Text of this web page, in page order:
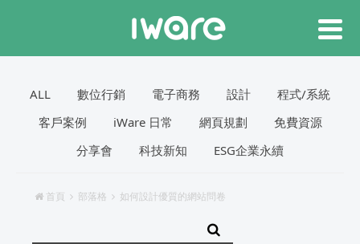
ALL 數位行銷 電子商務 設計
程式/系統
客戶案例
iWare 日常 網頁規劃
免費資源
分享會
科技新知 ESG企業永續
首頁 部落格 如何設計優質的網站問卷